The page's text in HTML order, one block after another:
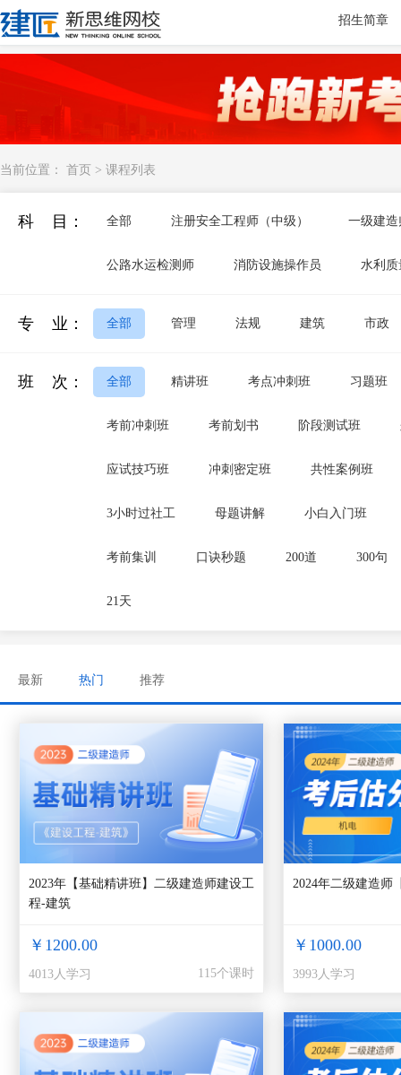
招生简章
当前位置： 首页 > 课程列表
科 目： 全部 注册安全工程师（中级） 一级建造
公路水运检测师 消防设施操作员 水利
专 业： 全部 管理 法规 建筑 市政
班 次： 全部 精讲班 考点冲刺班 习题班
考前冲刺班 考前划书 阶段测试班
应试技巧班 冲刺密定班 共性案例班
3小时过社工 母题讲解 小白入门班
考前集训 口诀秒题 200道 300句
21天
最新 热门 推荐
2023年【基础精讲班】二级建造师建设工
程-建筑
￥1200.00
4013人学习 115个课时
2024年二级建造师
￥1000.00
3993人学习